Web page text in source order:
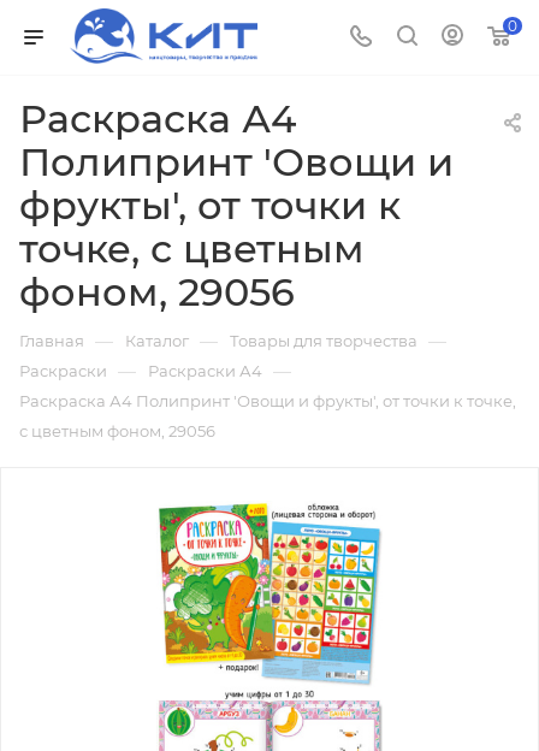
0
Раскраска А4
Полипринт 'Овощи и
фрукты', от точки к
точке, с цветным
фоном, 29056
Главная — Каталог — Товары для творчества —
Раскраски — Раскраски А4 —
Раскраска А4 Полипринт 'Овощи и фрукты', от точки к точке,
с цветным фоном, 29056